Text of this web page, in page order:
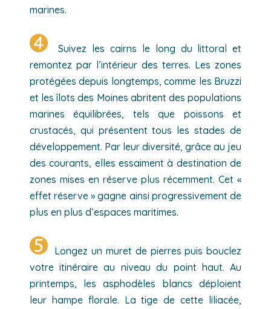
marines.
Suivez les cairns le long du littoral et
remontez par l’intérieur des terres. Les zones
protégées depuis longtemps, comme les Bruzzi
et les îlots des Moines abritent des populations
marines équilibrées, tels que poissons et
crustacés, qui présentent tous les stades de
développement. Par leur diversité, grâce au jeu
des courants, elles essaiment à destination de
zones mises en réserve plus récemment. Cet «
effet réserve » gagne ainsi progressivement de
plus en plus d’espaces maritimes.
Longez un muret de pierres puis bouclez
votre itinéraire au niveau du point haut. Au
printemps, les asphodèles blancs déploient
leur hampe florale. La tige de cette liliacée,